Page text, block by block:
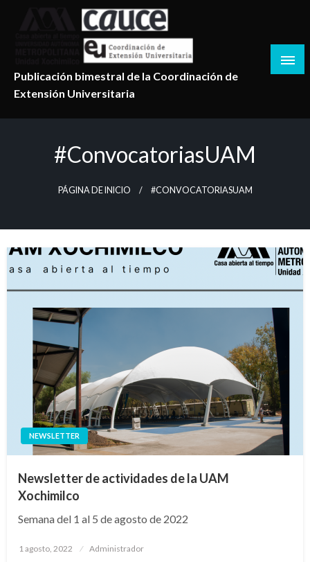
Publicación bimestral de la Coordinación de
Extensión Universitaria
#convocatoriasUAM
PÁGINA DE INICIO #CONVOCATORIASUAM
NEWSLETTER
Newsletter de actividades de la UAM
Xochimilco
Semana del 1 al 5 de agosto de 2022
Publicado
1 agosto, 2022 Administrador